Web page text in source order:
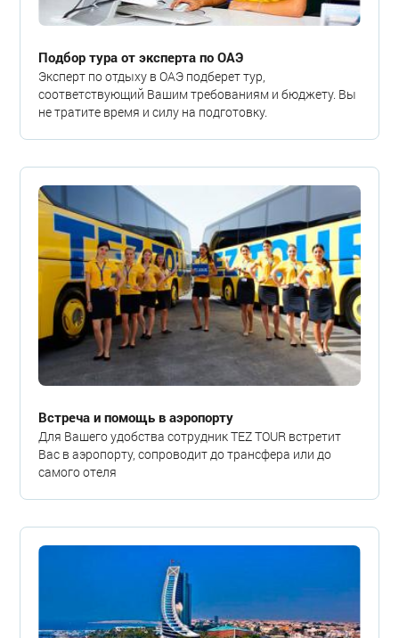
Подбор тура от эксперта по ОАЭ
Эксперт по отдыху в ОАЭ подберет тур,
соответствующий Вашим требованиям и бюджету. Вы
не тратите время и силу на подготовку.
Встреча и помощь в аэропорту
Для Вашего удобства сотрудник TEZ TOUR встретит
Вас в аэропорту, сопроводит до трансфера или до
самого отеля